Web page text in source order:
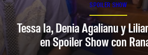
SPOILER SHOW
Tessa Ia, Denia Agalianu y
en Spoiler Show con